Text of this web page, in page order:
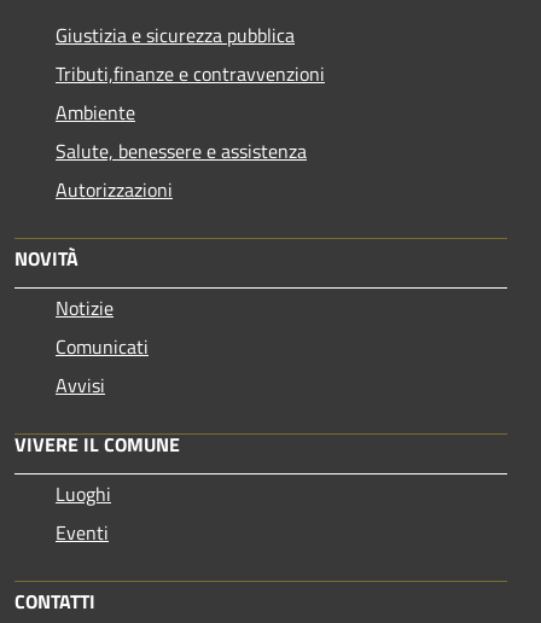
Giustizia e sicurezza pubblica
Tributi,finanze e contravvenzioni
Ambiente
Salute, benessere e assistenza
Autorizzazioni
NOVITÀ
Notizie
Comunicati
Avvisi
VIVERE IL COMUNE
Luoghi
Eventi
CONTATTI